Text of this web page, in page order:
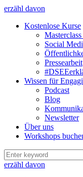
erzähl davon
Kostenlose Kurse
Social
Pressearbeit
Wissen für
Podcast
Blog
Newsletter
Über uns
Workshops
erzähl davon